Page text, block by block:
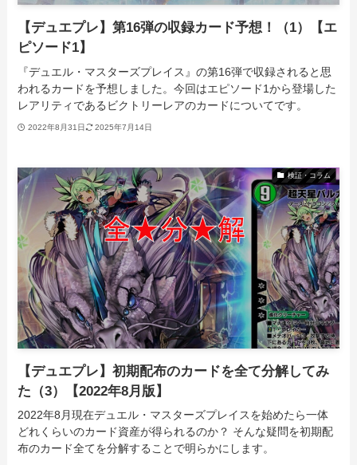
【デュエプレ】第16弾の収録カード予想！（1）【エ
ピソード1】
『デュエル・マスターズプレイス』の第16弾で収録されると思
われるカードを予想しました。今回はエピソード1から登場した
レアリティであるビクトリーレアのカードについてです。
2022年8月31日 2025年7月14日
検証・コラム
【デュエプレ】初期配布のカードを全て分解してみ
た（3）【2022年8月版】
2022年8月現在デュエル・マスターズプレイスを始めたら一体
どれくらいのカード資産が得られるのか？ そんな疑問を初期配
布のカード全てを分解することで明らかにします。